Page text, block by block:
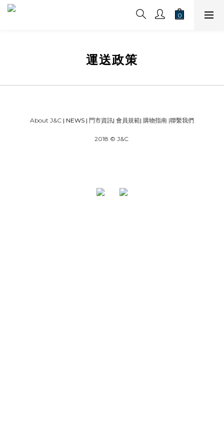
運送政策
About J&C | NEWS | 門市資訊| 會員規範| 購物指南 |聯繫我們
2018 © J&C